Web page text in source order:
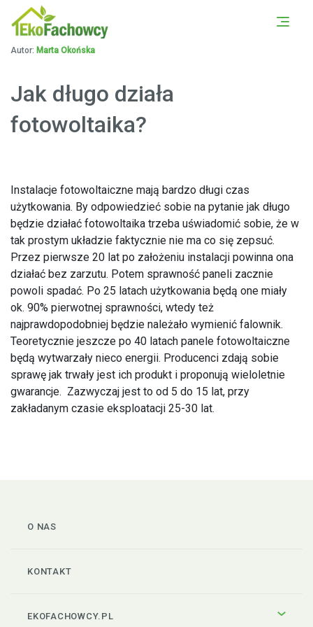
PORÓWNAJ OFERTY Z
OKOLICY
Autor: Marta Okońska
Jak długo działa
fotowoltaika?
Instalacje fotowoltaiczne mają bardzo długi czas
użytkowania. By odpowiedzieć sobie na pytanie jak długo
będzie działać fotowoltaika trzeba uświadomić sobie, że w
tak prostym układzie faktycznie nie ma co się zepsuć.
Przez pierwsze 20 lat po założeniu instalacji powinna ona
działać bez zarzutu. Potem sprawność paneli zacznie
powoli spadać. Po 25 latach użytkowania będą one miały
ok. 90% pierwotnej sprawności, wtedy też
najprawdopodobniej będzie należało wymienić falownik.
Teoretycznie jeszcze po 40 latach panele fotowoltaiczne
będą wytwarzały nieco energii. Producenci zdają sobie
sprawę jak trwały jest ich produkt i proponują wieloletnie
gwarancje. Zazwyczaj jest to od 5 do 15 lat, przy
zakładanym czasie eksploatacji 25-30 lat.
O NAS
KONTAKT
EKOFACHOWCY.PL